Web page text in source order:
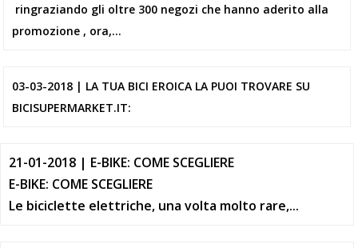
ringraziando gli oltre 300 negozi che hanno aderito alla
promozione , ora,...
03-03-2018 | LA TUA BICI EROICA LA PUOI TROVARE SU
BICISUPERMARKET.IT:
21-01-2018 | E-BIKE: COME SCEGLIERE
E-BIKE: COME SCEGLIERE
Le biciclette elettriche, una volta molto rare,...